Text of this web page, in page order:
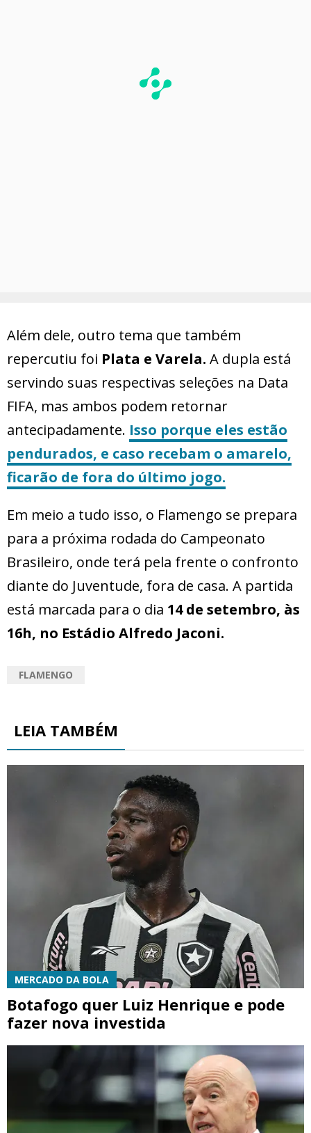
Além dele, outro tema que também
repercutiu foi Plata e Varela. A dupla está
servindo suas respectivas seleções na Data
FIFA, mas ambos podem retornar
antecipadamente. Isso porque eles estão
pendurados, e caso recebam o amarelo,
ficarão de fora do último jogo.
Em meio a tudo isso, o Flamengo se prepara
para a próxima rodada do Campeonato
Brasileiro, onde terá pela frente o confronto
diante do Juventude, fora de casa. A partida
está marcada para o dia 14 de setembro, às
16h, no Estádio Alfredo Jaconi.
FLAMENGO
LEIA TAMBÉM
MERCADO DA BOLA
Botafogo quer Luiz Henrique e pode
fazer nova investida